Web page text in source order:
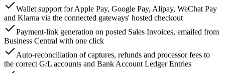
Wallet support for Apple Pay, Google Pay, Alipay, WeChat Pay
and Klarna via the connected gateways' hosted checkout
Payment-link generation on posted Sales Invoices, emailed from
Business Central with one click
Auto-reconciliation of captures, refunds and processor fees to
the correct G/L accounts and Bank Account Ledger Entries